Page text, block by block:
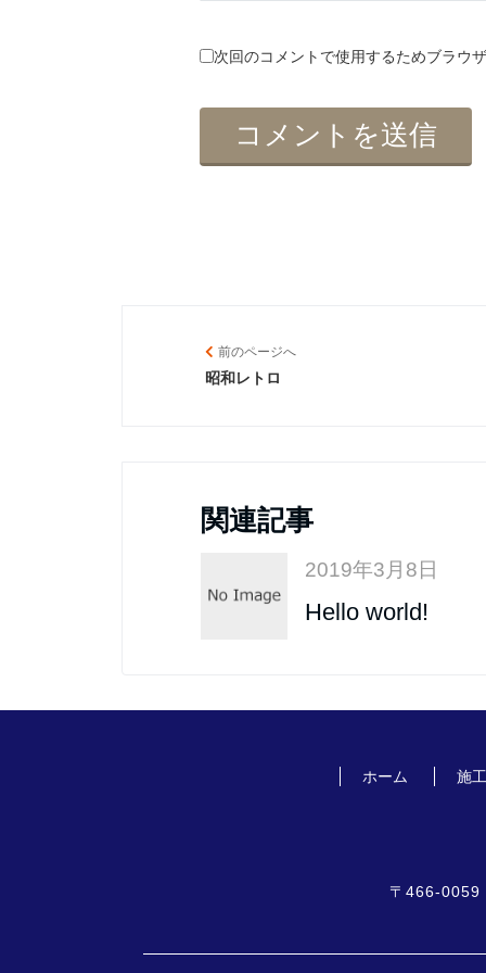
次回のコメントで使用するためブラウ
前のページへ
昭和レトロ
関連記事
2019年3月8日
Hello world!
ホーム 施
〒466-0059